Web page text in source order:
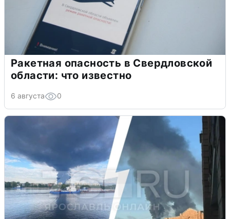
Ракетная опасность в Свердловской
области: что известно
6 августа 0